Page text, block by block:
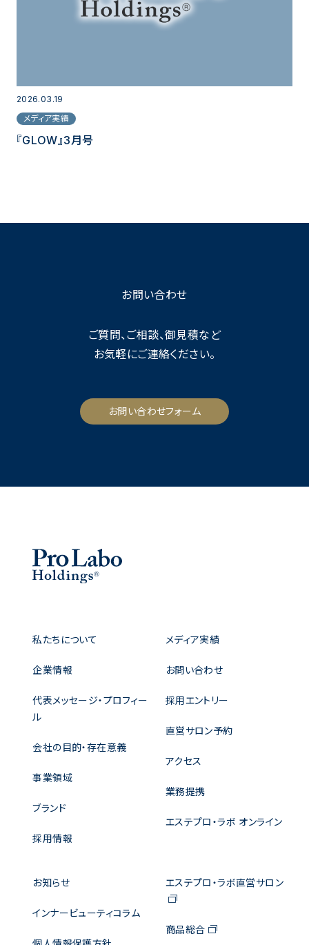
2026.03.19
メディア実績
『GLOW』3月号
お問い合わせ
ご質問、ご相談、御見積など
お気軽にご連絡ください。
お問い合わせフォーム
私たちについて
企業情報
代表メッセージ・プロフィー
ル
会社の目的・存在意義
事業領域
ブランド
採用情報
メディア実績
お問い合わせ
採用エントリー
直営サロン予約
アクセス
業務提携
エステプロ・ラボ オンライン
お知らせ
インナービューティコラム
エステプロ・ラボ直営サロン
商品総合